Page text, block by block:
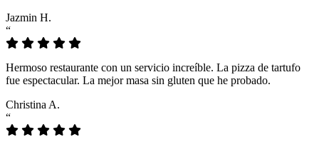
Jazmin H.
“
Hermoso restaurante con un servicio increíble. La pizza de tartufo
fue espectacular. La mejor masa sin gluten que he probado.
Christina A.
“